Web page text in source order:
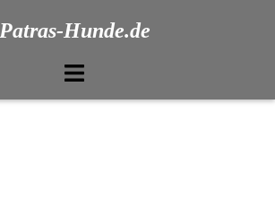
Patras-Hunde.de